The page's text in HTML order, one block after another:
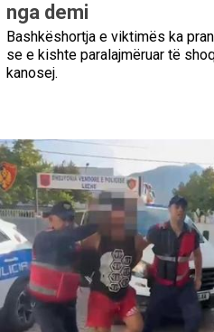
nga demi
Bashkëshortja e viktimës ka
se e kishte paralajmëruar të
kanosej.